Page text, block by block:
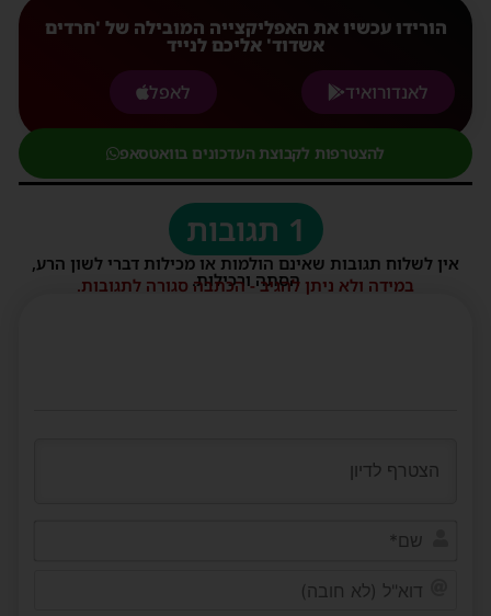
הורידו עכשיו את האפליקצייה המובילה של 'חרדים
אשדוד' אליכם לנייד
לאנדורואיד
לאפל
להצטרפות לקבוצת העדכונים בוואטסאפ
1 תגובות
אין לשלוח תגובות שאינם הולמות או מכילות דברי לשון הרע,
הסתה ורכילות.
במידה ולא ניתן להגיב - הכתבה סגורה לתגובות.